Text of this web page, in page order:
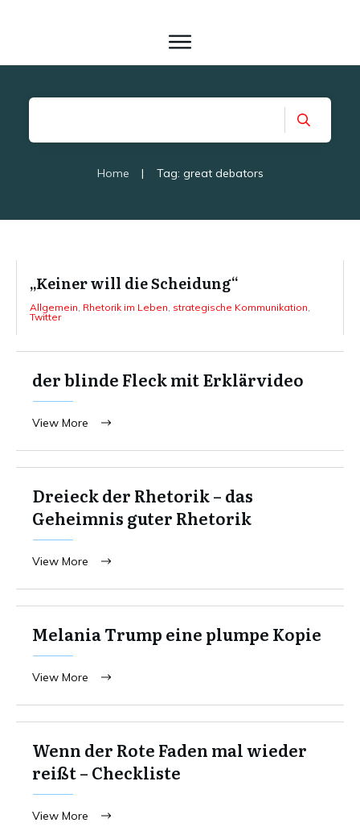
Home | Tag: great debators
„Keiner will die Scheidung“
Allgemein Rhetorik im Leben strategische Kommunikation
Twitter
der blinde Fleck mit Erklärvideo
View More
Dreieck der Rhetorik – das
Geheimnis guter Rhetorik
View More
Melania Trump eine plumpe Kopie
View More
Wenn der Rote Faden mal wieder
reißt – Checkliste
View More